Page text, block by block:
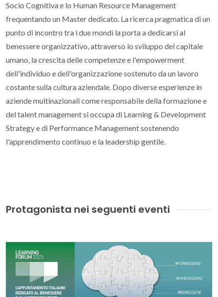
Socio Cognitiva e lo Human Resource Management
frequentando un Master dedicato. La ricerca pragmatica di un
punto di incontro tra i due mondi la porta a dedicarsi al
benessere organizzativo, attraverso lo sviluppo del capitale
umano, la crescita delle competenze e l'empowerment
dell'individuo e dell'organizzazione sostenuto da un lavoro
costante sulla cultura aziendale. Dopo diverse esperienze in
aziende multinazionali come responsabile della formazione e
del talent management si occupa di Learning & Development
Strategy e di Performance Management sostenendo
l'apprendimento continuo e la leadership gentile.
Protagonista nei seguenti eventi